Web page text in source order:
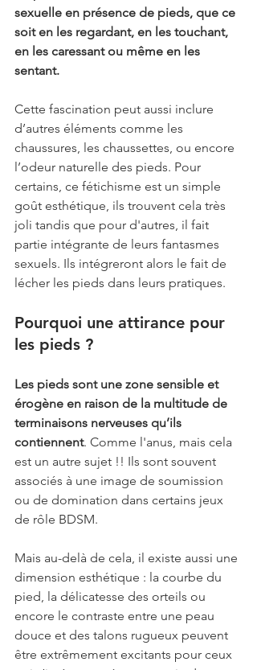
sexuelle en présence de pieds, que ce
soit en les regardant, en les touchant,
en les caressant ou même en les
sentant.
Cette fascination peut aussi inclure
d’autres éléments comme les
chaussures, les chaussettes, ou encore
l’odeur naturelle des pieds. Pour
certains, ce fétichisme est un simple
goût esthétique, ils trouvent cela très
joli tandis que pour d'autres, il fait
partie intégrante de leurs fantasmes
sexuels. Ils intégreront alors le fait de
lécher les pieds dans leurs pratiques.
Pourquoi une attirance pour
les pieds ?
Les pieds sont une zone sensible et
érogène en raison de la multitude de
terminaisons nerveuses qu’ils
contiennent. Comme l'anus, mais cela
est un autre sujet !! Ils sont souvent
associés à une image de soumission
ou de domination dans certains jeux
de rôle BDSM.
Mais au-delà de cela, il existe aussi une
dimension esthétique : la courbe du
pied, la délicatesse des orteils ou
encore le contraste entre une peau
douce et des talons rugueux peuvent
être extrêmement excitants pour ceux